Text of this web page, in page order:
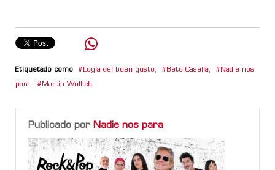
Etiquetado como Logia del buen gusto, Beto Casella, Nadie nos
para, Martin Wullich,
Publicado por Nadie nos para